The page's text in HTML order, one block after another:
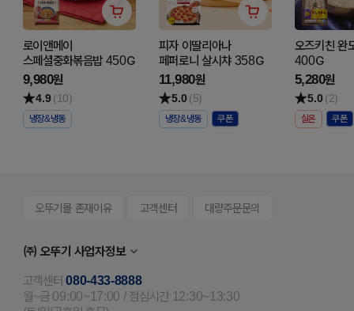
로이앤메이
스페셜중화볶음밥 450G
9,980원
4.9 (10)
냉장&냉동
피자 이딸리아나
페퍼로니 살시챠 358G
11,980원
5.0 (5)
냉장&냉동
오즈키친 완
400G
5,280원
5.0 (2)
실온
오뚜기몰 존재이유 고객센터 대량주문문의
㈜ 오뚜기 사업자정보
고객센터080-433-8888
월~금 09:00~17:00 / 점심시간 12:30~13:30